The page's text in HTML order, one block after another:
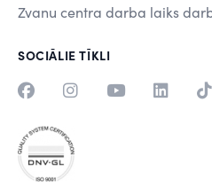
Zvanu centra darba laiks
SOCIĀLIE TĪKLI